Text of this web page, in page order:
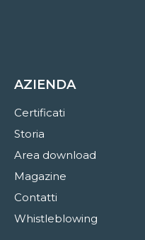
AZIENDA
Certificati
Storia
Area download
Magazine
Contatti
Whistleblowing